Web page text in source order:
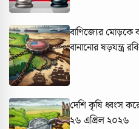
বাণিজ্যের মোড়কে
বানানোর ষড়যন্ত্র
দেশি কৃষি ধ্বংস
২৬ এপ্রিল ২০২৬